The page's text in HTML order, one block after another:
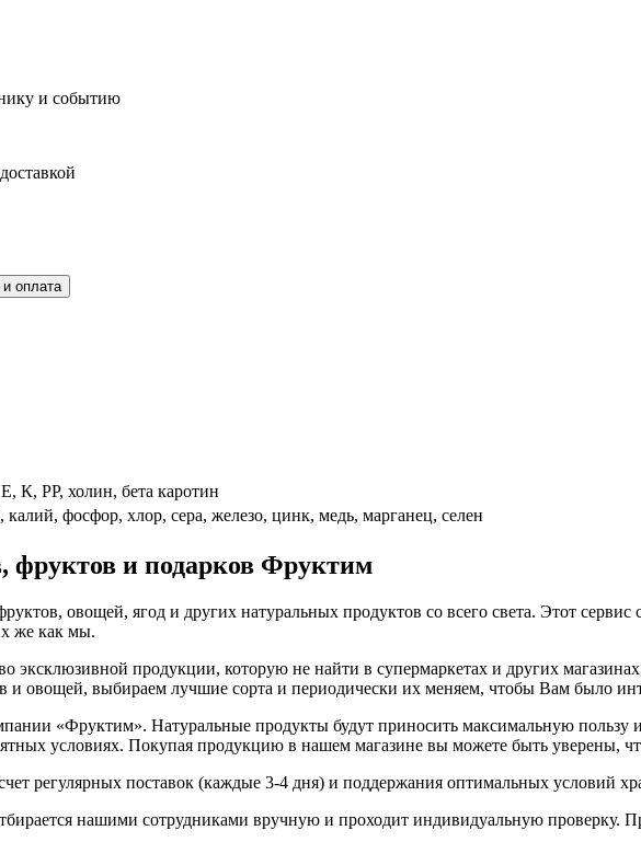
и событию
оплата
К, РР, холин, бета каротин
фосфор, хлор, сера, железо, цинк, медь, марганец, селен
фруктов и подарков Фруктим
овощей, ягод и других натуральных продуктов со всего света. Этот
же как мы.
эксклюзивной продукции, которую не найти в супермаркетах и других
и овощей, выбираем лучшие сорта и периодически их меняем, чтобы Вам было
«Фруктим». Натуральные продукты будут приносить максимальную пользу
условиях. Покупая продукцию в нашем магазине вы можете быть уверены,
регулярных поставок (каждые 3-4 дня) и поддержания оптимальных условий
нашими сотрудниками вручную и проходит индивидуальную проверку.